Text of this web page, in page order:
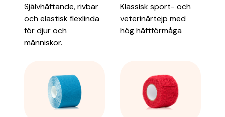
Självhäftande, rivbar
och elastisk flexlinda
för djur och
människor.
Klassisk sport- och
veterinärtejp med
hög häftförmåga